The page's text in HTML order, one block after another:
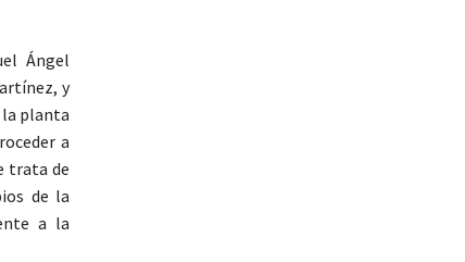
Ángel
y
la planta
a
trata de
de la
a la